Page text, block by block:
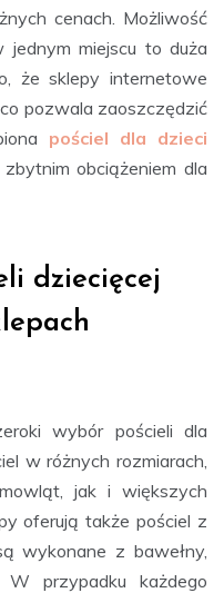
cenach. Możliwość
miejscu to duża
że sklepy internetowe
pozwala zaoszczędzić
pościel dla dzieci
obciążeniem dla
dziecięcej
wybór pościeli dla
w różnych rozmiarach,
jak i większych
oferują także pościel z
wykonane z bawełny,
przypadku każdego